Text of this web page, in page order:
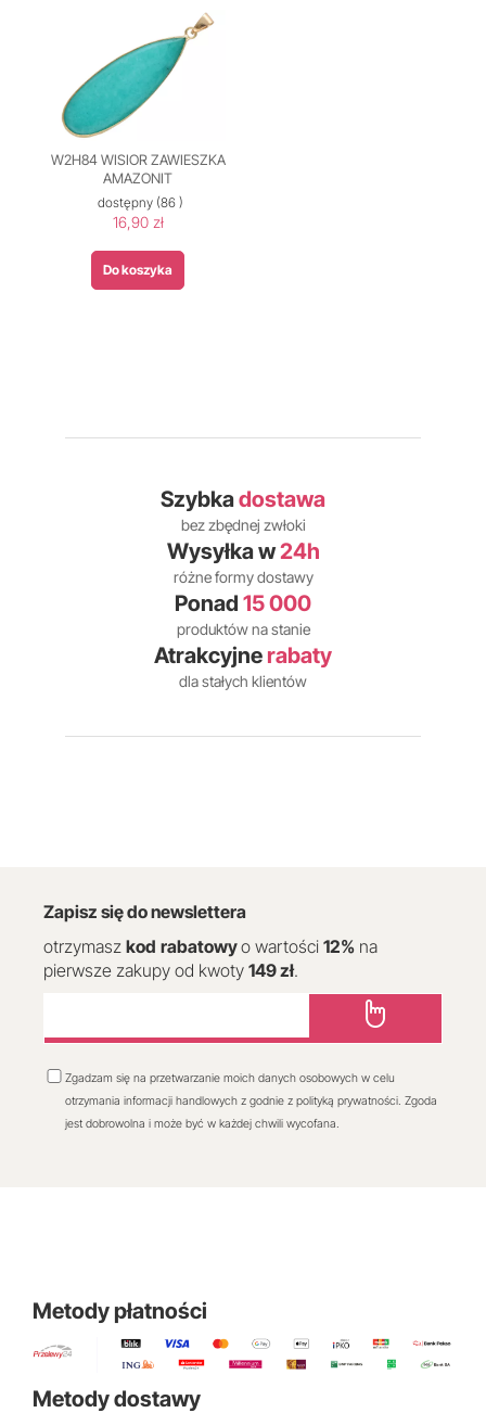
W2H84 WISIOR ZAWIESZKA
AMAZONIT
dostępny (86 )
16,90 zł
Do koszyka
Szybkadostawa
bez zbędnej zwłoki
Wysyłka w24h
różne formy dostawy
Ponad 15 000
produktów na stanie
Atrakcyjne rabaty
dla stałych klientów
Zapisz się do newslettera
otrzymasz kod rabatowyo wartości 12% na
pierwsze zakupy od kwoty 149 zł.
Zgadzam się na przetwarzanie moich danych osobowych w celu
otrzymania informacji handlowych z godnie z polityką prywatności. Zgoda
jest dobrowolna i może być w każdej chwili wycofana.
Metody płatności
Metody dostawy